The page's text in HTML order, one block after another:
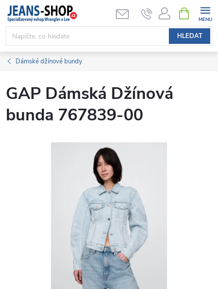
Přejít
obsah
HLEDAT
NÁKUPNÍ
KOŠÍK
Dámské džínové bundy
GAP Dámská Džínová
bunda 767839-00